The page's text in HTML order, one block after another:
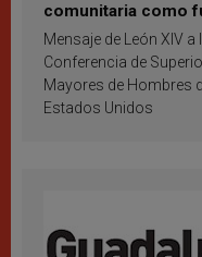
comunitaria como
inspiración y
Mensaje de León XIV a
Conferencia de
Mayores de Hombres
Estados Unidos